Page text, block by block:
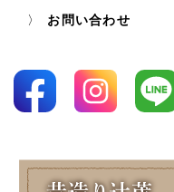
お問い合わせ